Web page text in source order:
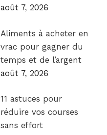
août 7, 2026
Aliments à acheter en
vrac pour gagner du
temps et de l’argent
août 7, 2026
11 astuces pour
réduire vos courses
sans effort